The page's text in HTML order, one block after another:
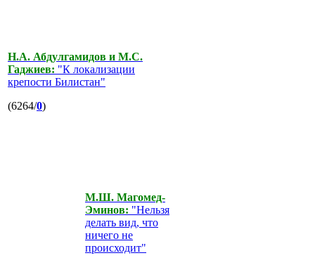
Н.А. Абдулгамидов и М.С.
Гаджиев: "К локализации
крепости Билистан"
(6264/0)
М.Ш. Магомед-
Эминов: "Нельзя
делать вид, что
ничего не
происходит"